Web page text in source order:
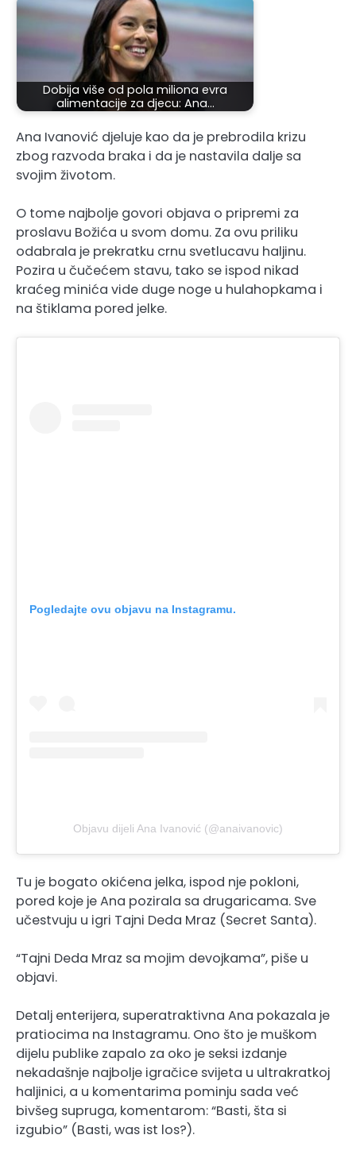
Dobija više od pola miliona evra
alimentacije za djecu: Ana…
Ana Ivanović djeluje kao da je prebrodila krizu
zbog razvoda braka i da je nastavila dalje sa
svojim životom.
O tome najbolje govori objava o pripremi za
proslavu Božića u svom domu. Za ovu priliku
odabrala je prekratku crnu svetlucavu haljinu.
Pozira u čučećem stavu, tako se ispod nikad
kraćeg minića vide duge noge u hulahopkama i
na štiklama pored jelke.
Pogledajte ovu objavu na Instagramu.
Objavu dijeli Ana Ivanović (@anaivanovic)
Tu je bogato okićena jelka, ispod nje pokloni,
pored koje je Ana pozirala sa drugaricama. Sve
učestvuju u igri Tajni Deda Mraz (Secret Santa).
“Tajni Deda Mraz sa mojim devojkama”, piše u
objavi.
Detalj enterijera, superatraktivna Ana pokazala je
pratiocima na Instagramu. Ono što je muškom
dijelu publike zapalo za oko je seksi izdanje
nekadašnje najbolje igračice svijeta u ultrakratkoj
haljinici, a u komentarima pominju sada već
bivšeg supruga, komentarom: “Basti, šta si
izgubio” (Basti, was ist los?).